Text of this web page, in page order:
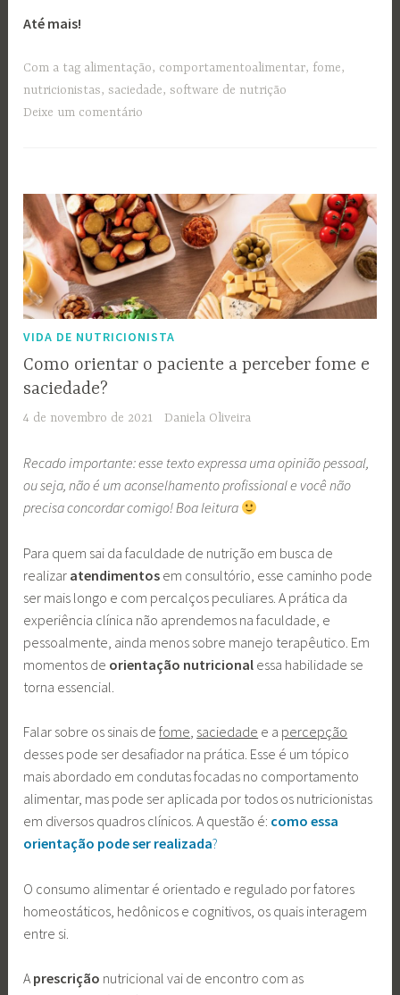
Até mais!
Com a tag alimentação, comportamentoalimentar, fome,
nutricionistas,saciedade,software de nutrição
Deixe um comentário
VIDA DE NUTRICIONISTA
Como orientar o paciente a perceber fome e
saciedade?
4 de novembro de 2021 Daniela Oliveira
Recado importante: esse texto expressa uma opinião pessoal,
ou seja, não é um aconselhamento profissional e você não
precisa concordar comigo! Boa leitura
Para quem sai da faculdade de nutrição em busca de
realizar atendimentos em consultório, esse caminho pode
ser mais longo e com percalços peculiares. A prática da
experiência clínica não aprendemos na faculdade, e
pessoalmente, ainda menos sobre manejo terapêutico. Em
momentos de orientação nutricional essa habilidade se
torna essencial.
Falar sobre os sinais defome, saciedade e a percepção
desses pode ser desafiador na prática. Esse é um tópico
mais abordado em condutas focadas no comportamento
alimentar, mas pode ser aplicada por todos os nutricionistas
em diversos quadros clínicos. A questão é: como essa
orientação pode ser realizada?
O consumo alimentar é orientado e regulado por fatores
homeostáticos, hedônicos e cognitivos, os quais interagem
entre si.
A prescrição nutricional vai de encontro com as